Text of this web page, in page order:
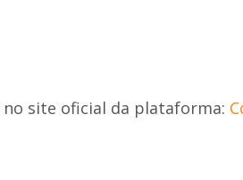
site oficial da plataforma: